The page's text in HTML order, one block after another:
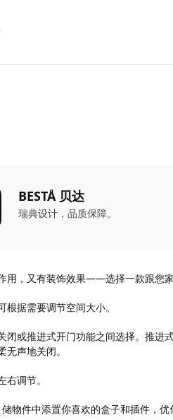
BESTÅ 贝达
瑞典设计，品质保障。
用，又有装饰效果——选择一款跟您家
根据需要调节空间大小。
闭或推进式开门功能之间选择。推进
无声地关闭。
调节。
物件中添置你喜欢的盒子和插件，优